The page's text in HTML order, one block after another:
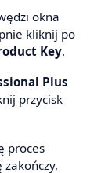
okna
kliknij po
Key.
Plus
przycisk
proces